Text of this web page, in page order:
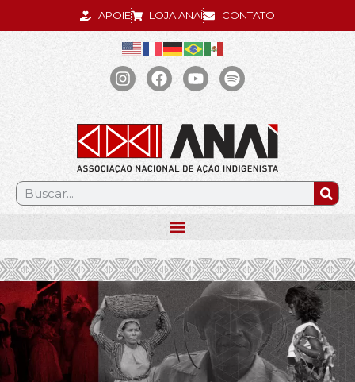
APOIE LOJA ANAÍ CONTATO
.